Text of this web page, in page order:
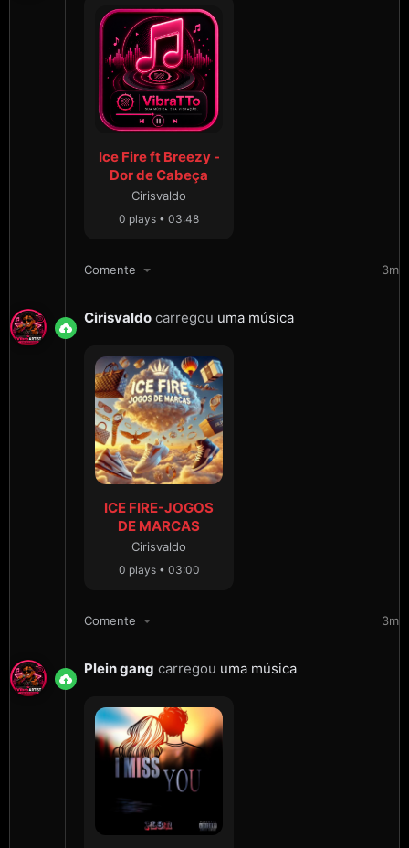
Ice Fire ft Breezy -
Dor de Cabeça
Cirisvaldo
0 plays • 03:48
Comente 3m
Cirisvaldo carregou uma música
ICE FIRE-JOGOS
DE MARCAS
Cirisvaldo
0 plays • 03:00
Comente 3m
Plein gang carregou uma música